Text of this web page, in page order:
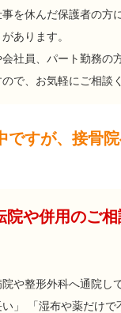
を休んだ保護者の方
あります。
社員、パート勤務の
で、お気軽にご相談
ですが、接骨
院や併用のご
や整形外科へ通院し
い」 「湿布や薬だけ